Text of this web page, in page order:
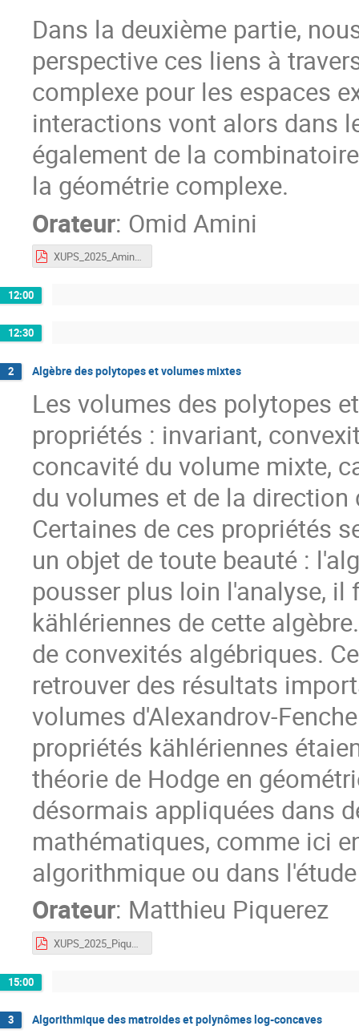
Dans la deuxième partie,
perspective ces liens à
complexe pour les espaces
interactions vont alors dans
également de la
la géométrie complexe.
Orateur: Omid Amini
XUPS_2025_Amini_v1.pdf
12:00
12:30
2 Algèbre des polytopes et volumes mixtes
Les volumes des polytopes
propriétés : invariant,
concavité du volume mixte,
du volumes et de la direction
Certaines de ces propriétés
un objet de toute beauté :
pousser plus loin l'analyse,
kählériennes de cette
de convexités algébriques.
retrouver des résultats
volumes d'Alexandrov-
propriétés kählériennes
théorie de Hodge en
désormais appliquées dans
mathématiques, comme ici
algorithmique ou dans
Orateur: Matthieu Piquerez
XUPS_2025_Piquerez_v1.pdf
15:00
3 Algorithmique des matroides et polynômes log-concaves